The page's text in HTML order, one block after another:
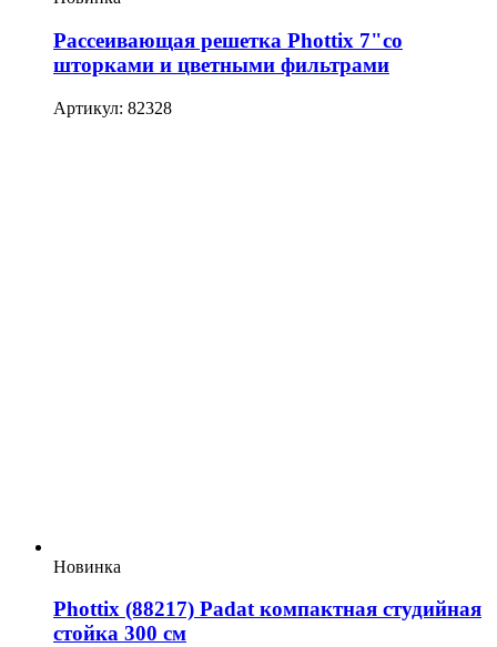
Рассеивающая решетка Phottix 7"со
шторками и цветными фильтрами
Артикул: 82328
Новинка
Phottix (88217) Padat компактная студийная
стойка 300 см